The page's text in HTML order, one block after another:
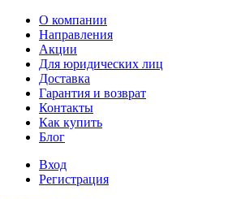
О компании
Направления
Акции
Для юридических лиц
Доставка
Гарантия и возврат
Контакты
Как купить
Блог
Вход
Регистрация